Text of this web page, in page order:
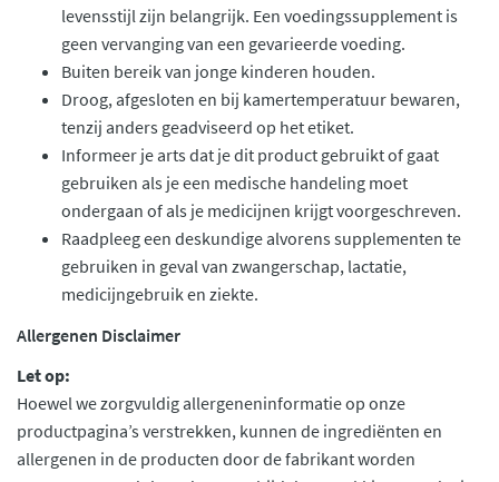
levensstijl zijn belangrijk. Een voedingssupplement is
geen vervanging van een gevarieerde voeding.
Buiten bereik van jonge kinderen houden.
Droog, afgesloten en bij kamertemperatuur bewaren,
tenzij anders geadviseerd op het etiket.
Informeer je arts dat je dit product gebruikt of gaat
gebruiken als je een medische handeling moet
ondergaan of als je medicijnen krijgt voorgeschreven.
Raadpleeg een deskundige alvorens supplementen te
gebruiken in geval van zwangerschap, lactatie,
medicijngebruik en ziekte.
Allergenen Disclaimer
Let op:
Hoewel we zorgvuldig allergeneninformatie op onze
productpagina’s verstrekken, kunnen de ingrediënten en
allergenen in de producten door de fabrikant worden